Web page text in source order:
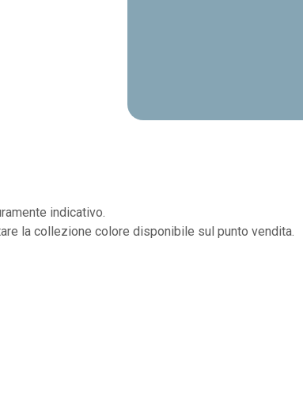
indicativo.
la collezione colore disponibile sul punto vendita.